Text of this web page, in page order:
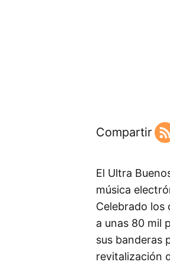
Compartir
El Ultra
música
Celebrado los
a unas 80 mil
sus banderas
revitalización